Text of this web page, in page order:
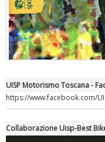
"Superare gli ostacoli":
UISP Motorismo Toscana -
https://www.facebook.com/
Collaborazione Uisp-Best